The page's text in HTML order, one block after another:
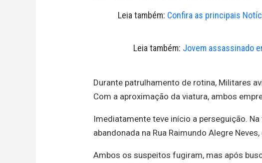
Leia também: Confira as principais
Leia também: Jovem assassinado
Durante patrulhamento de rotina, Militares
Com a aproximação da viatura, ambos
Imediatamente teve início a perseguição.
abandonada na Rua Raimundo Alegre
Ambos os suspeitos fugiram, mas após